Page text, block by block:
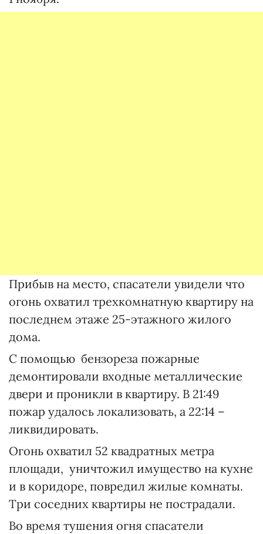
Прибыв на место, спасатели увидели что
огонь охватил трехкомнатную квартиру на
последнем этаже 25-этажного жилого
дома.
С помощью бензореза пожарные
демонтировали входные металлические
двери и проникли в квартиру. В 21:49
пожар удалось локализовать, а 22:14 –
ликвидировать.
Огонь охватил 52 квадратных метра
площади, уничтожил имущество на кухне
и в коридоре, повредил жилые комнаты.
Три соседних квартиры не пострадали.
Во время тушения огня спасатели